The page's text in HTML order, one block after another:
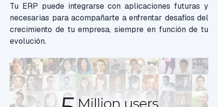
Tu ERP puede integrarse con aplicaciones futuras y
necesarias para acompañarte a enfrentar desafíos del
crecimiento de tu empresa, siempre en función de tu
evolución.